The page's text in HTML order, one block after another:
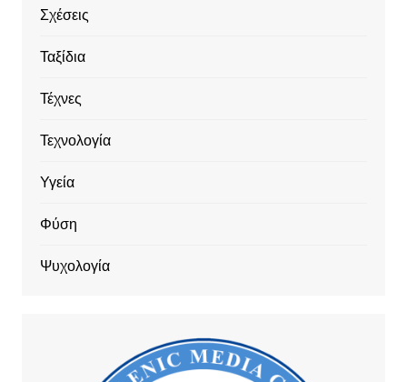
Σχέσεις
Ταξίδια
Τέχνες
Τεχνολογία
Υγεία
Φύση
Ψυχολογία